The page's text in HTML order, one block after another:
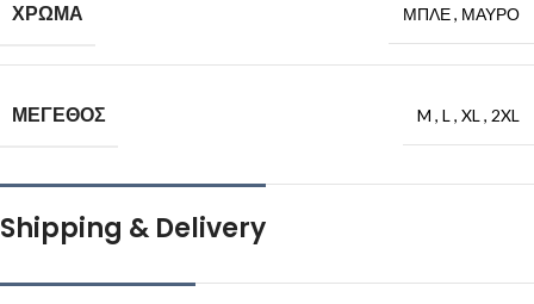
ΧΡΩΜΑ ΜΠΛΕ, ΜΑΥΡΟ
ΜΕΓΕΘΟΣ M , L, XL, 2XL
Shipping & Delivery